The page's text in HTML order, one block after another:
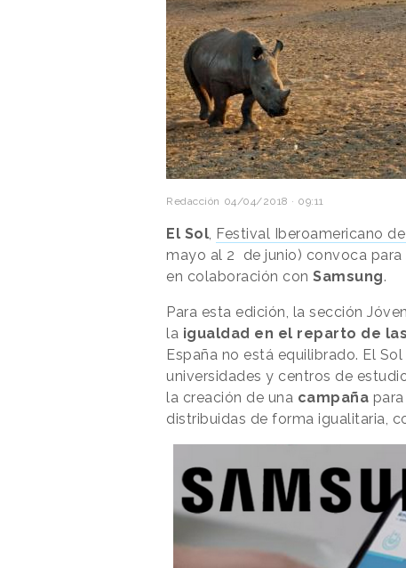
Redacción 04/04/2018 · 09:11
El Sol Festival Iberoamericano
mayo al 2 de junio) convoca
en colaboración con Samsung.
Para esta edición, la sección
la igualdad en el reparto de
España no está equilibrado. El
universidades y centros de
la creación de una campaña
distribuidas de forma igualitaria,